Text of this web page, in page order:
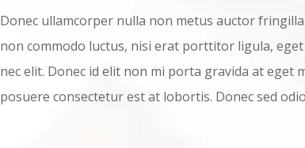
Donec ullamcorper nulla non metus auctor
non commodo luctus, nisi erat porttitor ligula, eget
nec elit. Donec id elit non mi porta gravida at eget
posuere consectetur est at lobortis. Donec sed